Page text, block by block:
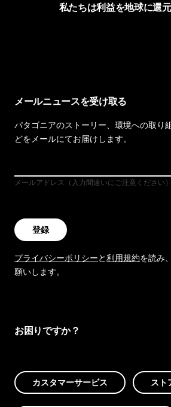
私たちは利益を地球に還元
メールニュースを受け取る
パタゴニアのストーリー、環境への取り
どをメールにてお届けします。
メールアドレス（入力間違いにご注意ください）
登録
プライバシーポリシーと利用規約を読み
願いします。
お困りですか？
カスタマーサービス スト